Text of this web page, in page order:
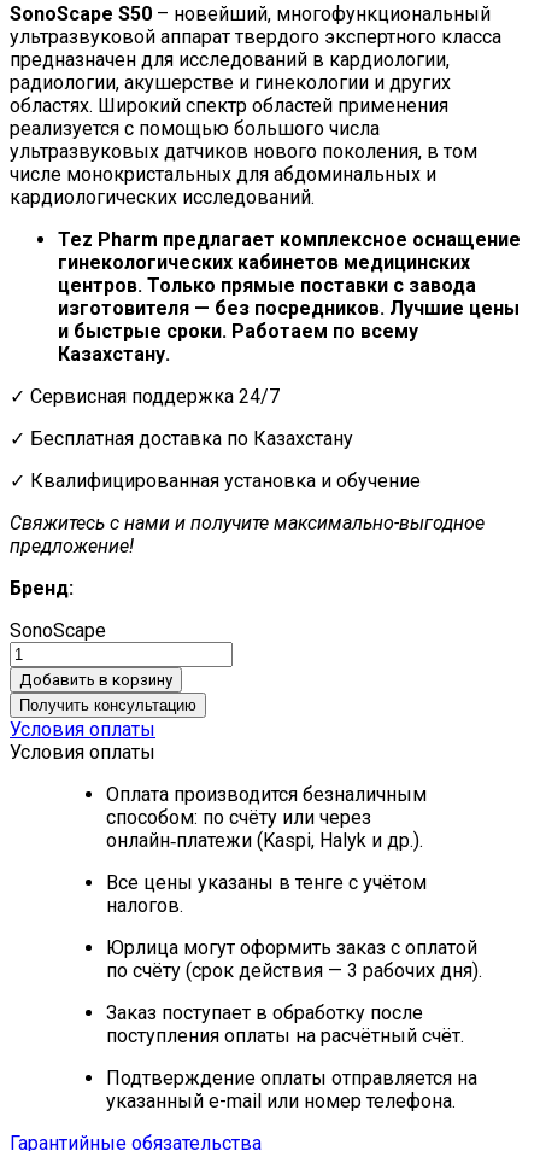
SonoScape S50 – новейший, многофункциональный
ультразвуковой аппарат твердого экспертного класса
предназначен для исследований в кардиологии,
радиологии, акушерстве и гинекологии и других
областях. Широкий спектр областей применения
реализуется с помощью большого числа
ультразвуковых датчиков нового поколения, в том
числе монокристальных для абдоминальных и
кардиологических исследований.
Tez Pharm предлагает комплексное оснащение
гинекологических кабинетов медицинских
центров. Только прямые поставки с завода
изготовителя — без посредников. Лучшие цены
и быстрые сроки. Работаем по всему
Казахстану.
✓ Сервисная поддержка 24/7
✓ Бесплатная доставка по Казахстану
✓ Квалифицированная установка и обучение
Свяжитесь с нами и получите максимально-выгодное
предложение!
Бренд:
SonoScape
Добавить в корзину
Получить консультацию
Условия оплаты
Условия оплаты
Оплата производится безналичным
способом: по счёту или через
онлайн‑платежи (Kaspi, Halyk и др.).
Все цены указаны в тенге с учётом
налогов.
Юрлица могут оформить заказ с оплатой
по счёту (срок действия — 3 рабочих дня).
Заказ поступает в обработку после
поступления оплаты на расчётный счёт.
Подтверждение оплаты отправляется на
указанный e-mail или номер телефона.
Гарантийные обязательства